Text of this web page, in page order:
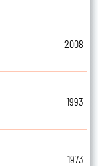
2008
1993
1973